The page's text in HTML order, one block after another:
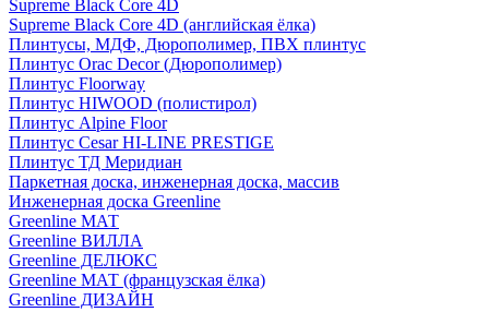
Supreme Black Core 4D
Supreme Black Core 4D (английская ёлка)
Плинтусы, МДФ, Дюрополимер, ПВХ плинтус
Плинтус Orac Decor (Дюрополимер)
Плинтус Floorway
Плинтус HIWOOD (полистирол)
Плинтус Alpine Floor
Плинтус Cesar HI-LINE PRESTIGE
Плинтус ТД Меридиан
Паркетная доска, инженерная доска, массив
Инженерная доска Greenline
Greenline МАТ
Greenline ВИЛЛА
Greenline ДЕЛЮКС
Greenline МАТ (французская ёлка)
Greenline ДИЗАЙН